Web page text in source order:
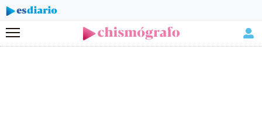
Menú